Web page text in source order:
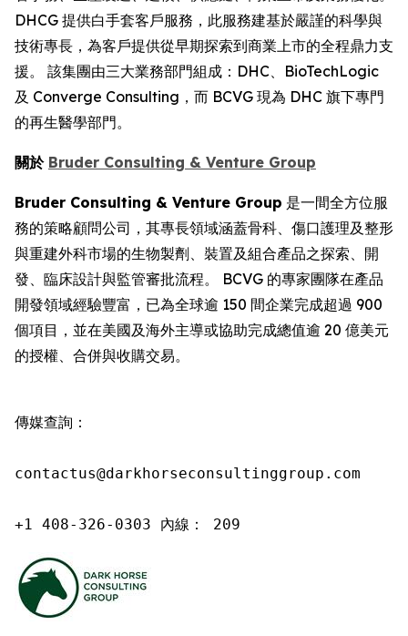
DHCG 提供白手套客戶服務，此服務建基於嚴謹的科學與
技術專長，為客戶提供從早期探索到商業上市的全程鼎力支
援。 該集團由三大業務部門組成：DHC、BioTechLogic
及 Converge Consulting，而 BCVG 現為 DHC 旗下專門
的再生醫學部門。
關於 Bruder Consulting & Venture Group
Bruder Consulting & Venture Group 是一間全方位服
務的策略顧問公司，其專長領域涵蓋骨科、傷口護理及整形
與重建外科市場的生物製劑、裝置及組合產品之探索、開
發、臨床設計與監管審批流程。 BCVG 的專家團隊在產品
開發領域經驗豐富，已為全球逾 150 間企業完成超過 900
個項目，並在美國及海外主導或協助完成總值逾 20 億美元
的授權、合併與收購交易。
傳媒查詢：
contactus@darkhorseconsultinggroup.com
+1 408-326-0303 內線： 209